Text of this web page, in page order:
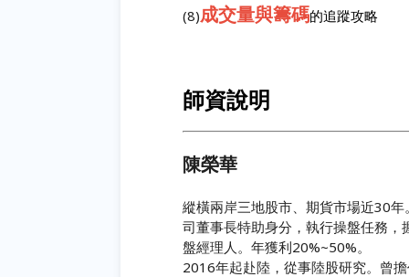
(8)成交量與籌碼的追蹤攻略
師資說明
陳榮華
縱橫兩岸三地股市、期貨市場近30
司董事長特助身分，執行操盤任務
盤經理人。年獲利20%~50%。
2016年起赴陸，從事陸股研究。曾